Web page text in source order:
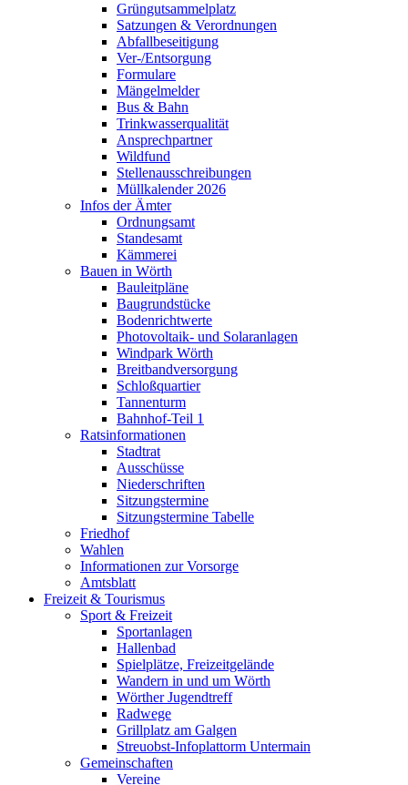
Grüngutsammelplatz
Satzungen & Verordnungen
Abfallbeseitigung
Ver-/Entsorgung
Formulare
Mängelmelder
Bus & Bahn
Trinkwasserqualität
Ansprechpartner
Wildfund
Stellenausschreibungen
Müllkalender 2026
Infos der Ämter
Ordnungsamt
Standesamt
Kämmerei
Bauen in Wörth
Bauleitpläne
Baugrundstücke
Bodenrichtwerte
Photovoltaik- und Solaranlagen
Windpark Wörth
Breitbandversorgung
Schloßquartier
Tannenturm
Bahnhof-Teil 1
Ratsinformationen
Stadtrat
Ausschüsse
Niederschriften
Sitzungstermine
Sitzungstermine Tabelle
Friedhof
Wahlen
Informationen zur Vorsorge
Amtsblatt
Freizeit & Tourismus
Sport & Freizeit
Sportanlagen
Hallenbad
Spielplätze, Freizeitgelände
Wandern in und um Wörth
Wörther Jugendtreff
Radwege
Grillplatz am Galgen
Streuobst-Infoplattorm Untermain
Gemeinschaften
Vereine